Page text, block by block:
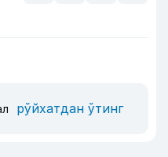
рўйхатдан ўтинг